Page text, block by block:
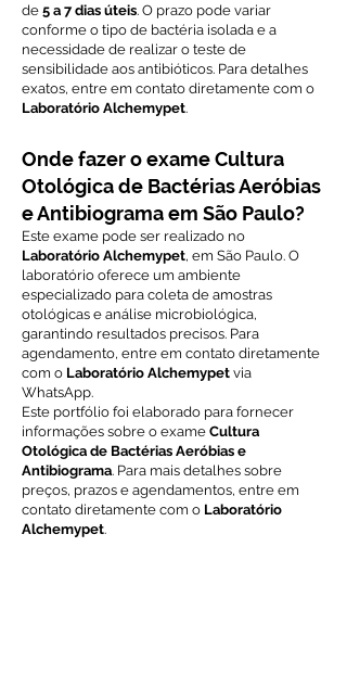
de 5 a 7 dias úteis. O prazo pode variar
conforme o tipo de bactéria isolada e a
necessidade de realizar o teste de
sensibilidade aos antibióticos. Para detalhes
exatos, entre em contato diretamente com o
Laboratório Alchemypet.
Onde fazer o exame Cultura
Otológica de Bactérias Aeróbias
e Antibiograma em São Paulo?
Este exame pode ser realizado no
Laboratório Alchemypet, em São Paulo. O
laboratório oferece um ambiente
especializado para coleta de amostras
otológicas e análise microbiológica,
garantindo resultados precisos. Para
agendamento, entre em contato diretamente
com o Laboratório Alchemypet via
WhatsApp.
Este portfólio foi elaborado para fornecer
informações sobre o exame Cultura
Otológica de Bactérias Aeróbias e
Antibiograma. Para mais detalhes sobre
preços, prazos e agendamentos, entre em
contato diretamente com o Laboratório
Alchemypet.